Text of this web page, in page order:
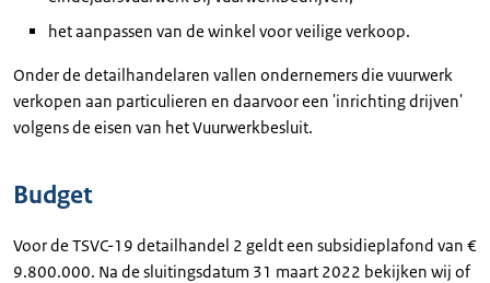
het aanpassen van de winkel voor veilige verkoop.
Onder de detailhandelaren vallen ondernemers die vuurwerk
verkopen aan particulieren en daarvoor een 'inrichting drijven'
volgens de eisen van het Vuurwerkbesluit.
Budget
Voor de TSVC-19 detailhandel 2 geldt een subsidieplafond van €
9.800.000. Na de sluitingsdatum 31 maart 2022 bekijken wij of